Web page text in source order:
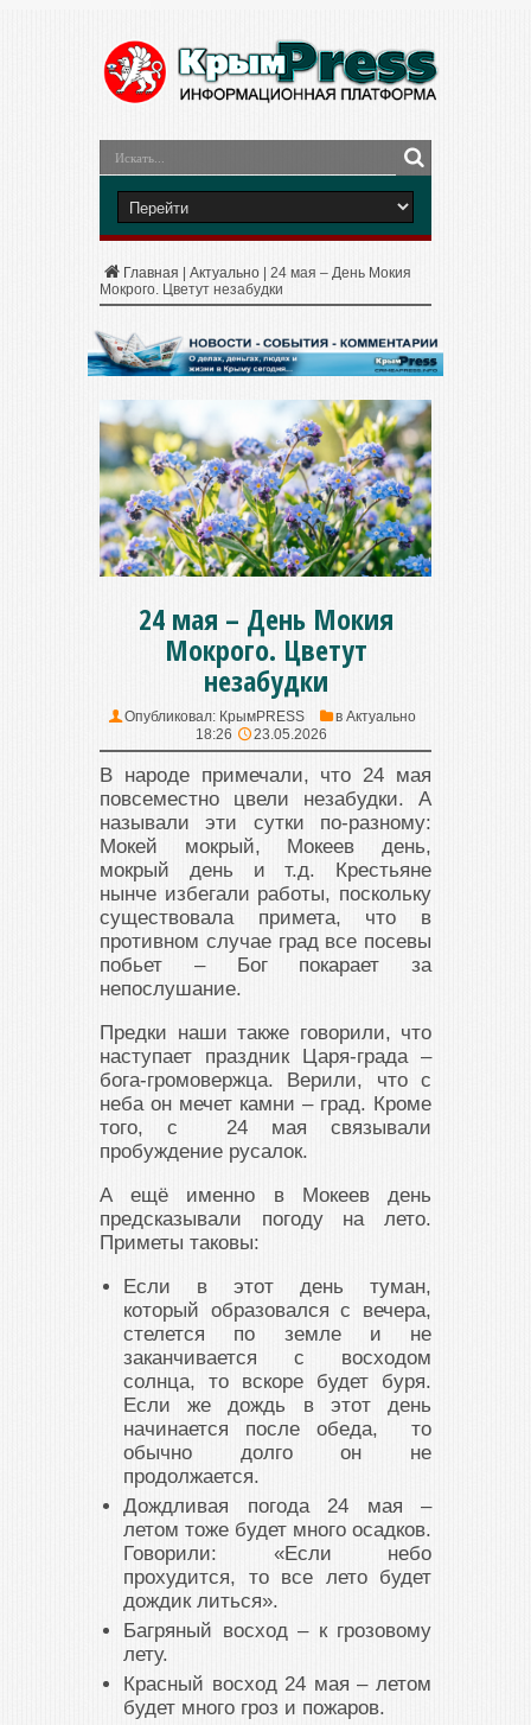
Главная Актуально
24 мая – День Мокия
Мокрого. Цветут незабудки
24 мая – День Мокия
Мокрого. Цветут
незабудки
Опубликовал: КрымPRESS в Актуально
18:26
23.05.2026
В народе примечали, что 24 мая
повсеместно цвели незабудки. А
называли эти сутки по-разному:
Мокей мокрый, Мокеев день,
мокрый день и т.д. Крестьяне
нынче избегали работы, поскольку
существовала примета, что в
противном случае град все посевы
побьет – Бог покарает за
непослушание.
Предки наши также говорили, что
наступает праздник Царя-града –
бога-громовержца. Верили, что с
неба он мечет камни – град. Кроме
того, с 24 мая связывали
пробуждение русалок.
А ещё именно в Мокеев день
предсказывали погоду на лето.
Приметы таковы:
Если в этот день туман,
который образовался с вечера,
стелется по земле и не
заканчивается с восходом
солнца, то вскоре будет буря.
Если же дождь в этот день
начинается после обеда, то
обычно долго он не
продолжается.
Дождливая погода 24 мая –
летом тоже будет много осадков.
Говорили: «Если небо
прохудится, то все лето будет
дождик литься».
Багряный восход – к грозовому
лету.
Красный восход 24 мая – летом
будет много гроз и пожаров.